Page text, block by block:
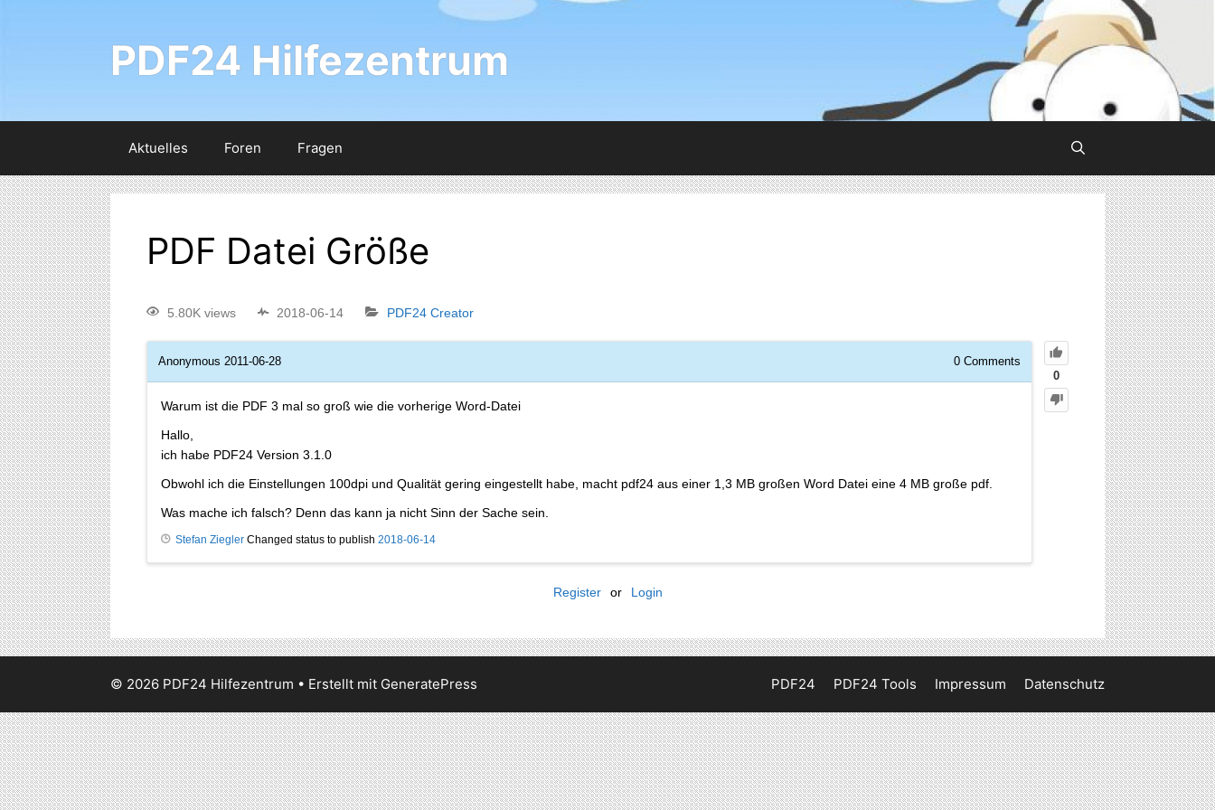
PDF24 Hilfezentrum
Aktuelles Foren Fragen
PDF Datei Größe
5.80K views 2018-06-14 PDF24 Creator
0
Anonymous 2011-06-28 0 Comments
Warum ist die PDF 3 mal so groß wie die vorherige Word-Datei
Hallo,
ich habe PDF24 Version 3.1.0
Obwohl ich die Einstellungen 100dpi und Qualität gering eingestellt habe, macht pdf24 aus einer 1,3 MB großen Word Datei eine 4 MB große pdf.
Was mache ich falsch? Denn das kann ja nicht Sinn der Sache sein.
Stefan Ziegler Changed status to publish 2018-06-14
Register or Login
PDF24 PDF24 Tools Impressum Datenschutz
© 2026 PDF24 Hilfezentrum • Erstellt mit GeneratePress